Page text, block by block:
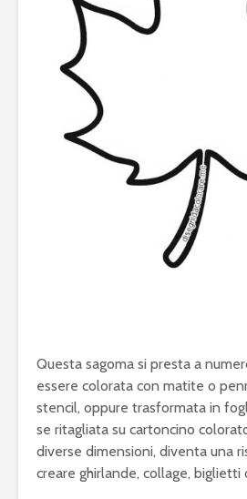
Questa sagoma si presta a
essere colorata con matite o
stencil, oppure trasformata in
se ritagliata su cartoncino
diverse dimensioni, diventa una
creare ghirlande, collage, biglietti